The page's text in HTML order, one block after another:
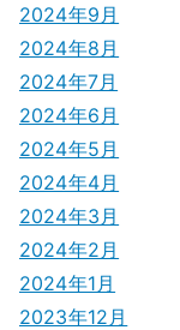
2024年9月
2024年8月
2024年7月
2024年6月
2024年5月
2024年4月
2024年3月
2024年2月
2024年1月
2023年12月